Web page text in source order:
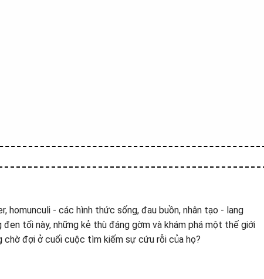
homunculi - các hình thức sống, đau buồn, nhân tạo - lang
tối này, những kẻ thù đáng gờm và khám phá một thế giới
chờ đợi ở cuối cuộc tìm kiếm sự cứu rỗi của họ?